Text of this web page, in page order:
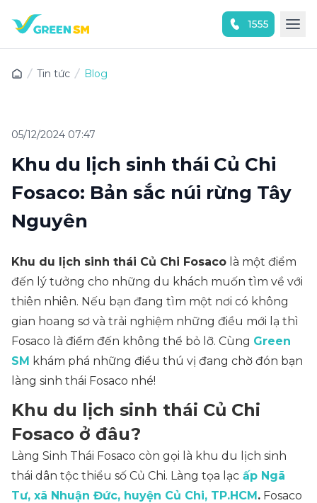
1555
Tin tức Blog
05/12/2024 07:47
Khu du lịch sinh thái Củ Chi
Fosaco: Bản sắc núi rừng Tây
Nguyên
Khu du lịch sinh thái Củ Chi Fosaco là một điểm
đến lý tưởng cho những du khách muốn tìm về với
thiên nhiên. Nếu bạn đang tìm một nơi có không
gian hoang sơ và trải nghiệm những điều mới lạ thì
Fosaco là điểm đến không thể bỏ lỡ. Cùng Green
SM khám phá những điều thú vị đang chờ đón bạn
làng sinh thái Fosaco​ nhé!
Khu du lịch sinh thái Củ Chi
Fosaco ở đâu?
Làng Sinh Thái Fosaco còn gọi là khu du lịch sinh
thái dân tộc thiểu số Củ Chi. Làng tọa lạc ấp Ngã
Tư, xã Nhuận Đức, huyện Củ Chi, TP.HCM. Fosaco